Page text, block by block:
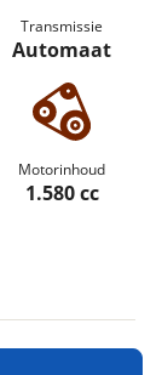
Transmissie
Automaat
Motorinhoud
1.580 cc